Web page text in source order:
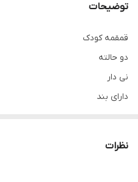
توضیحات
قمقمه کودک
دو حالته
نی دار
دارای بند
طرح بندی رندوم
نظرات